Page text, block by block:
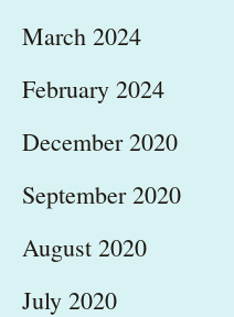
March 2024
February 2024
December 2020
September 2020
August 2020
July 2020